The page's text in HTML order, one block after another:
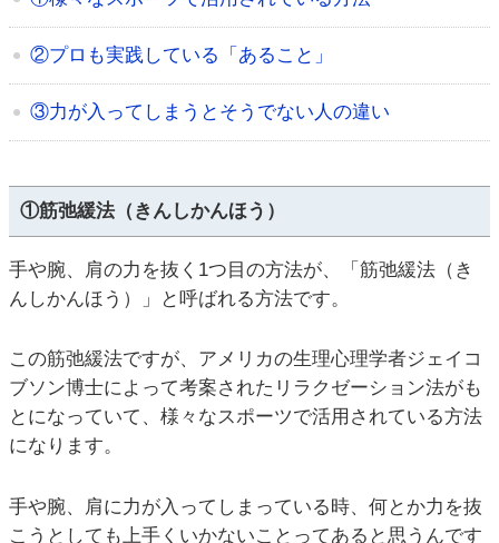
②プロも実践している「あること」
③力が入ってしまうとそうでない人の違い
①筋弛緩法（きんしかんほう）
手や腕、肩の力を抜く1つ目の方法が、「筋弛緩法（き
んしかんほう）」と呼ばれる方法です。
この筋弛緩法ですが、アメリカの生理心理学者ジェイコ
ブソン博士によって考案されたリラクゼーション法がも
とになっていて、様々なスポーツで活用されている方法
になります。
手や腕、肩に力が入ってしまっている時、何とか力を抜
こうとしても上手くいかないことってあると思うんです